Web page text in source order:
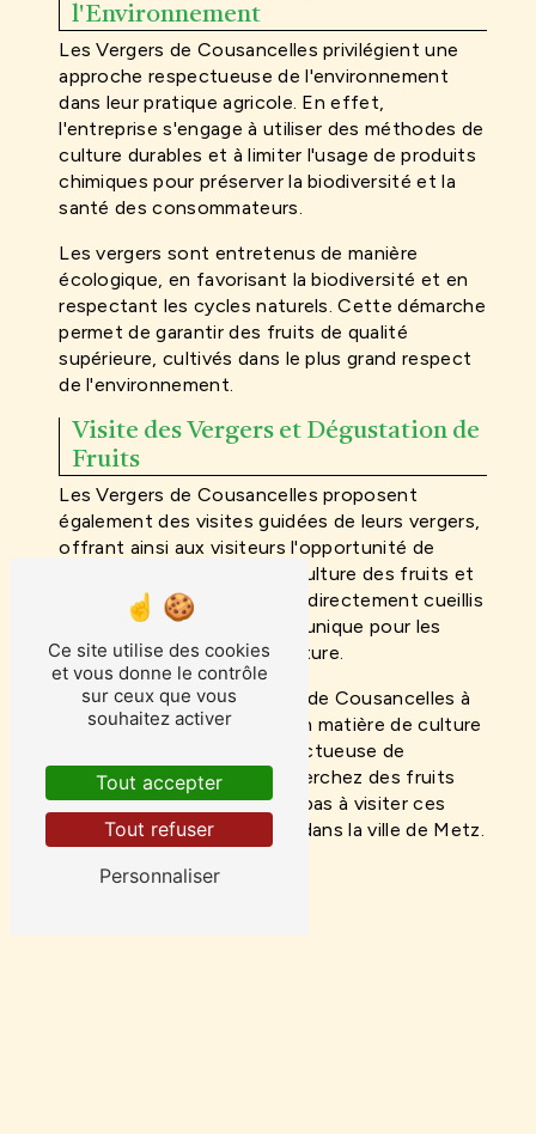
l'Environnement
Les Vergers de Cousancelles privilégient une
approche respectueuse de l'environnement
dans leur pratique agricole. En effet,
l'entreprise s'engage à utiliser des méthodes de
culture durables et à limiter l'usage de produits
chimiques pour préserver la biodiversité et la
santé des consommateurs.
Les vergers sont entretenus de manière
écologique, en favorisant la biodiversité et en
respectant les cycles naturels. Cette démarche
permet de garantir des fruits de qualité
supérieure, cultivés dans le plus grand respect
de l'environnement.
Visite des Vergers et Dégustation de
Fruits
Les Vergers de Cousancelles proposent
également des visites guidées de leurs vergers,
offrant ainsi aux visiteurs l'opportunité de
découvrir le processus de culture des fruits et
de déguster des fruits frais directement cueillis
des arbres. Une expérience unique pour les
amateurs de fruits et de nature.
En conclusion, Les Vergers de Cousancelles à
Metz sont une référence en matière de culture
fruitière de qualité et respectueuse de
l'environnement. Si vous cherchez des fruits
frais et délicieux, n'hésitez pas à visiter ces
vergers d'exception situés dans la ville de Metz.
En savoir plus
Ce site utilise des cookies
et vous donne le contrôle
sur ceux que vous
souhaitez activer
Tout accepter
Tout refuser
Personnaliser